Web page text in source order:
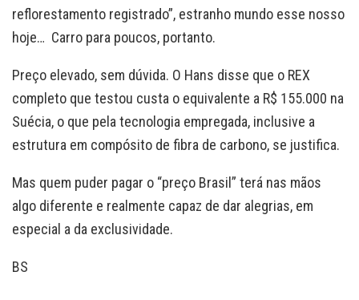
reflorestamento registrado”, estranho mundo esse nosso
hoje… Carro para poucos, portanto.
Preço elevado, sem dúvida. O Hans disse que o REX
completo que testou custa o equivalente a R$ 155.000 na
Suécia, o que pela tecnologia empregada, inclusive a
estrutura em compósito de fibra de carbono, se justifica.
Mas quem puder pagar o “preço Brasil” terá nas mãos
algo diferente e realmente capaz de dar alegrias, em
especial a da exclusividade.
BS